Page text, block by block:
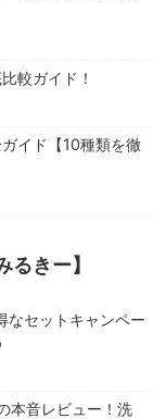
較ガイド！
イド【10種類を徹
きー】
なセットキャンペー
本音レビュー！洗